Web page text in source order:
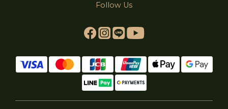
Follow Us